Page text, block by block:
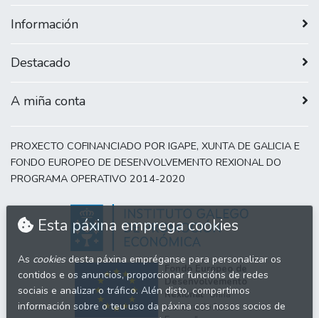
Información
Destacado
A miña conta
PROXECTO COFINANCIADO POR IGAPE, XUNTA DE GALICIA E
FONDO EUROPEO DE DESENVOLVEMENTO REXIONAL DO
PROGRAMA OPERATIVO 2014-2020
Fondo Europeo de
Desenvolvemento
Rexional"Unha
maneira de facer
Esta páxina emprega cookies
As cookiesdesta páxina empréganse para personalizar os
contidos e os anuncios, proporcionar funcións de redes
sociais e analizar o tráfico. Alén disto, compartimos
información sobre o teu uso da páxina cos nosos socios de